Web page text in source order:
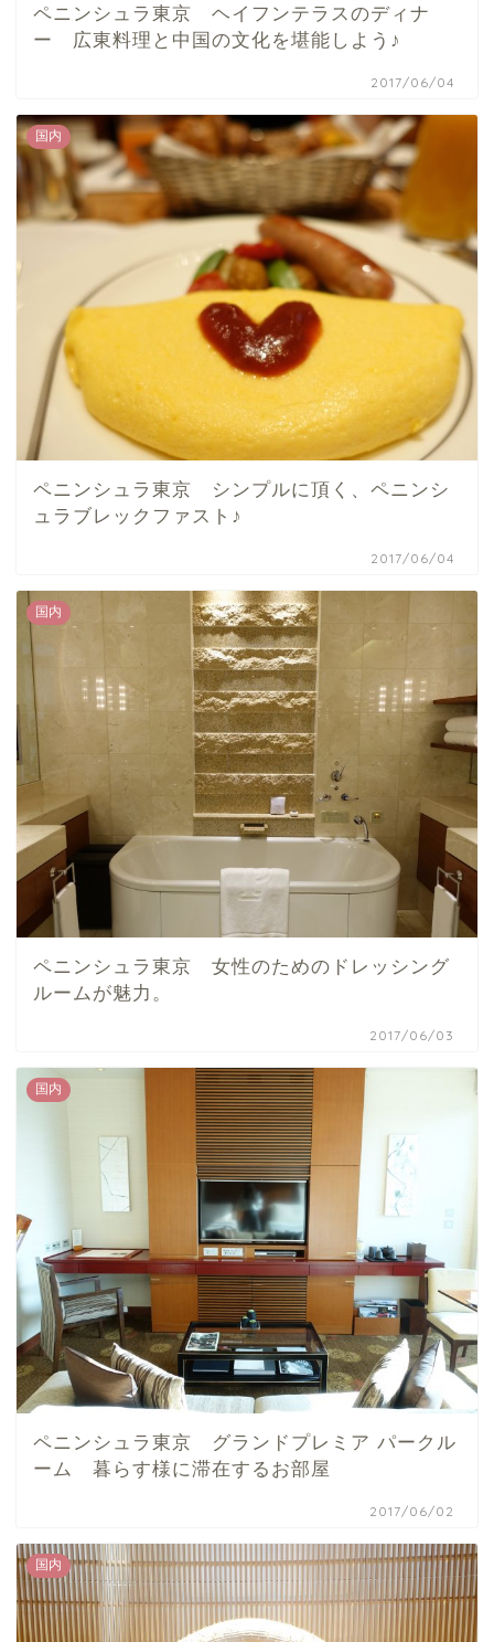
ペニンシュラ東京 ヘイフンテラスのディナ
ー 広東料理と中国の文化を堪能しよう♪
2017/06/04
国内
ペニンシュラ東京 シンプルに頂く、ペニンシ
ュラブレックファスト♪
2017/06/04
国内
ペニンシュラ東京 女性のためのドレッシング
ルームが魅力。
2017/06/03
国内
ペニンシュラ東京 グランドプレミア パークル
ーム 暮らす様に滞在するお部屋
2017/06/02
国内